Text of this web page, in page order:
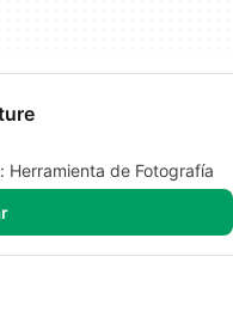
Herramienta de Fotografía